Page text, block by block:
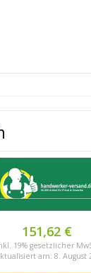
151,62 €
19% gesetzlicher
am: 8. August